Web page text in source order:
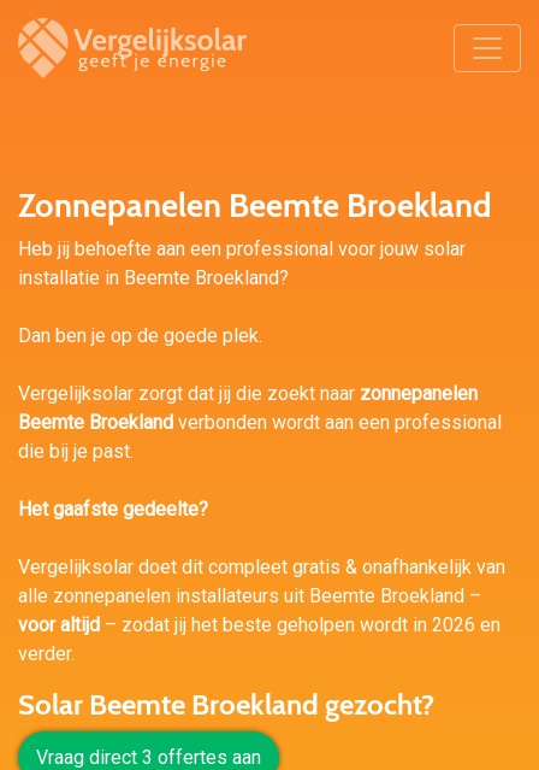
Zonnepanelen Beemte Broekland
Heb jij behoefte aan een professional voor jouw solar
installatie in Beemte Broekland?
Dan ben je op de goede plek.
Vergelijksolar zorgt dat jij die zoekt naar zonnepanelen
Beemte Broekland verbonden wordt aan een professional
die bij je past.
Het gaafste gedeelte?
Vergelijksolar doet dit compleet gratis & onafhankelijk van
alle zonnepanelen installateurs uit Beemte Broekland –
voor altijd – zodat jij het beste geholpen wordt in 2026 en
verder.
Solar Beemte Broekland gezocht?
Vraag direct 3 offertes aan